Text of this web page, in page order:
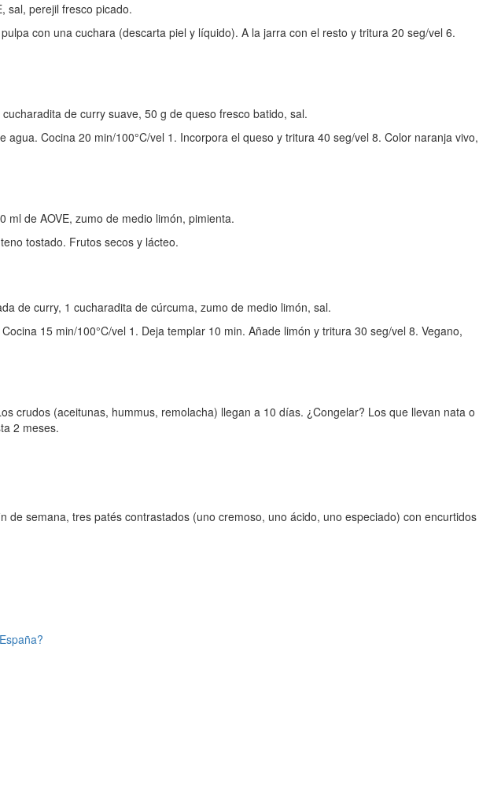
sal, perejil fresco picado.
con una cuchara (descarta piel y líquido). A la jarra con el resto y tritura 20 seg/vel 6.
de curry suave, 50 g de queso fresco batido, sal.
Cocina 20 min/100°C/vel 1. Incorpora el queso y tritura 40 seg/vel 8. Color naranja vivo,
de AOVE, zumo de medio limón, pimienta.
tostado. Frutos secos y lácteo.
de curry, 1 cucharadita de cúrcuma, zumo de medio limón, sal.
15 min/100°C/vel 1. Deja templar 10 min. Añade limón y tritura 30 seg/vel 8. Vegano,
crudos (aceitunas, hummus, remolacha) llegan a 10 días. ¿Congelar? Los que llevan nata o
2 meses.
semana, tres patés contrastados (uno cremoso, uno ácido, uno especiado) con encurtidos